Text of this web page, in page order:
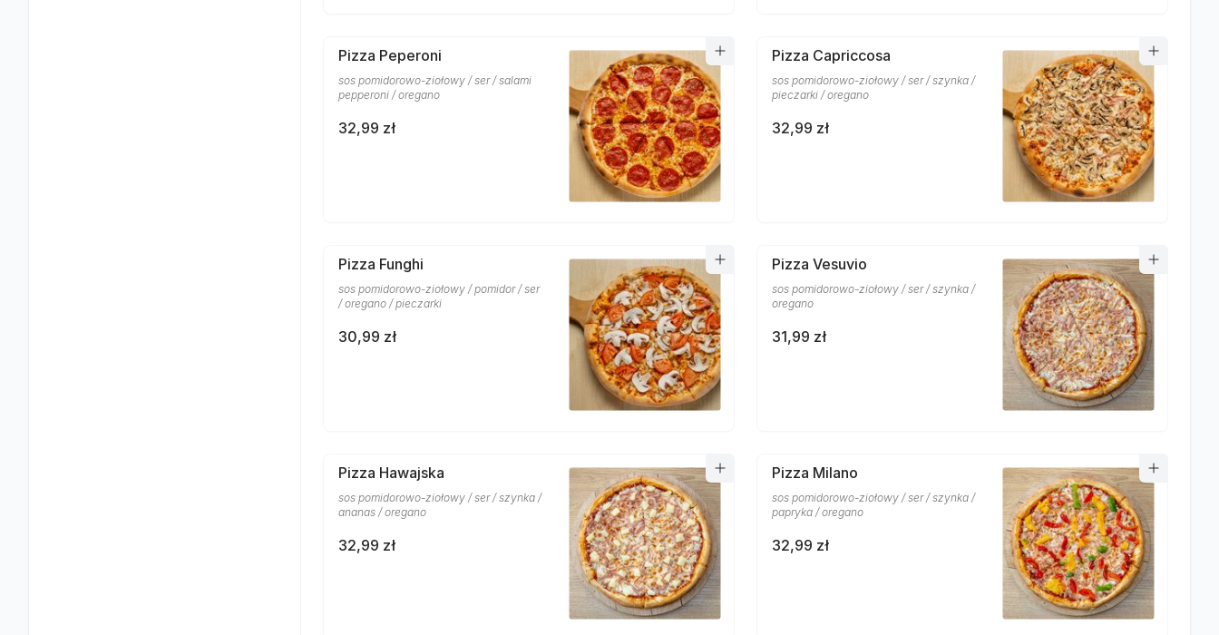
Pizza Peperoni
sos pomidorowo-ziołowy / ser / salami
pepperoni / oregano
32,99 zł
Pizza Capriccosa
sos pomidorowo-ziołowy / ser / szynka /
pieczarki / oregano
32,99 zł
Pizza Funghi
sos pomidorowo-ziołowy / pomidor / ser
/ oregano / pieczarki
30,99 zł
Pizza Vesuvio
sos pomidorowo-ziołowy / ser / szynka /
oregano
31,99 zł
Pizza Hawajska
sos pomidorowo-ziołowy / ser / szynka /
ananas / oregano
32,99 zł
Pizza Milano
sos pomidorowo-ziołowy / ser / szynka /
papryka / oregano
32,99 zł